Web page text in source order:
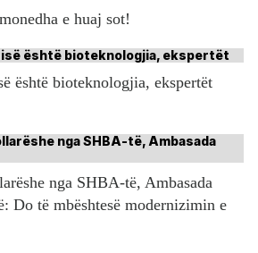
e huaj sot!
është bioteknologjia, ekspertët
nga SHBA-të, Ambasada
Do të mbështesë modernizimin e